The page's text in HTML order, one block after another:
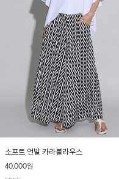
소프트 언발 카라블라우스
40,000원